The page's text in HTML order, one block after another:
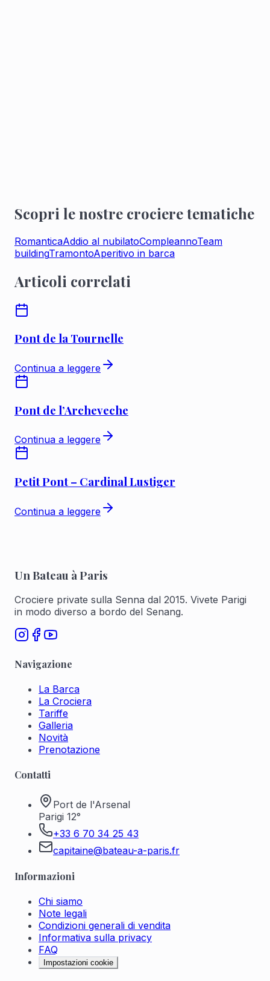
Scopri le nostre crociere tematiche
RomanticaAddio al nubilatoCompleannoTeam
buildingTramontoAperitivo in barca
Articoli correlati
Pont de la Tournelle
Continua a leggere
Pont de l’Archeveche
Continua a leggere
Petit Pont – Cardinal Lustiger
Continua a leggere
Un Bateau à Paris
Crociere private sulla Senna dal 2015. Vivete Parigi
in modo diverso a bordo del Senang.
Navigazione
La Barca
La Crociera
Tariffe
Galleria
Novità
Prenotazione
Contatti
Port de l'Arsenal
Parigi 12°
+33 6 70 34 25 43
capitaine@bateau-a-paris.fr
Informazioni
Chi siamo
Note legali
Condizioni generali di vendita
Informativa sulla privacy
FAQ
Impostazioni cookie